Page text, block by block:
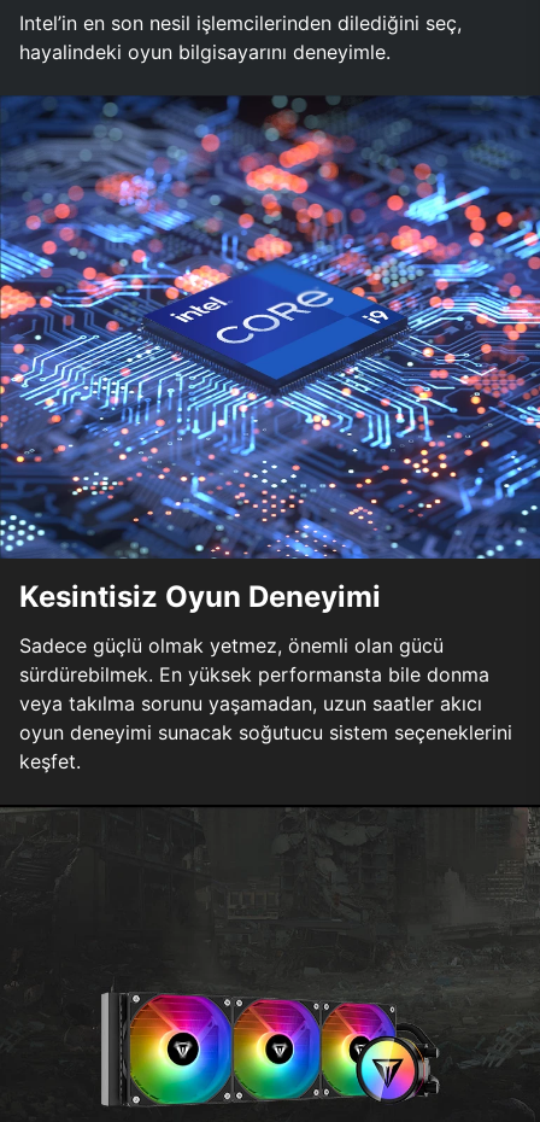
Intel’in en son nesil işlemcilerinden dilediğini seç,
hayalindeki oyun bilgisayarını deneyimle.
Kesintisiz Oyun Deneyimi
Sadece güçlü olmak yetmez, önemli olan gücü
sürdürebilmek. En yüksek performansta bile donma
veya takılma sorunu yaşamadan, uzun saatler akıcı
oyun deneyimi sunacak soğutucu sistem seçeneklerini
keşfet.